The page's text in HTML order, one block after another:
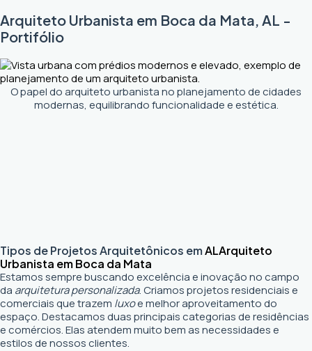
Arquiteto Urbanista em Boca da Mata, AL -
Portifólio
O papel do arquiteto urbanista no planejamento de cidades
modernas, equilibrando funcionalidade e estética.
Tipos de Projetos Arquitetônicos emALArquiteto
Urbanista em Boca da Mata
Estamos sempre buscando excelência e inovação no campo
da arquitetura personalizada. Criamos projetos residenciais e
comerciais que trazem luxoe melhor aproveitamento do
espaço. Destacamos duas principais categorias de residências
e comércios. Elas atendem muito bem as necessidades e
estilos de nossos clientes.